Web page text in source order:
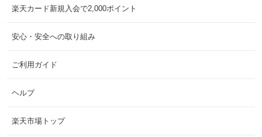
楽天カード新規入会で2,000ポイント
安心・安全への取り組み
ご利用ガイド
ヘルプ
楽天市場トップ